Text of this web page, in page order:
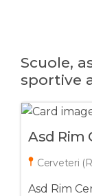
Scuole,
sportive
Asd Rim
Cerveteri
Asd Rim